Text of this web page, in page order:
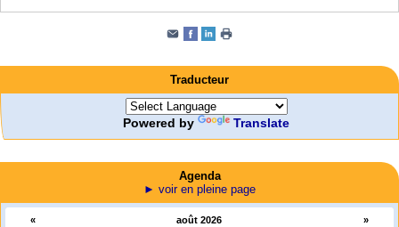
Traducteur
Powered by Translate
Agenda
► voir en pleine page
« août 2026 »